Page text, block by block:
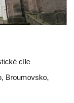
cíle
, Broumovsko,